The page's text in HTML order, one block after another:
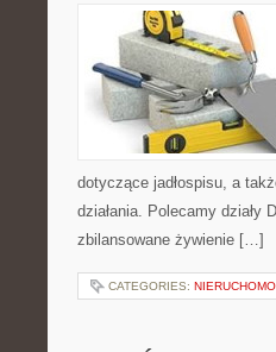
dotyczące jadłospisu, a
działania. Polecamy
zbilansowane żywienie […]
CATEGORIES: